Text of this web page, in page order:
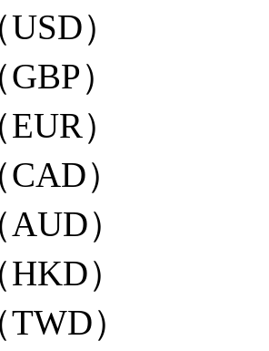
）
）
）
）
）
）
）